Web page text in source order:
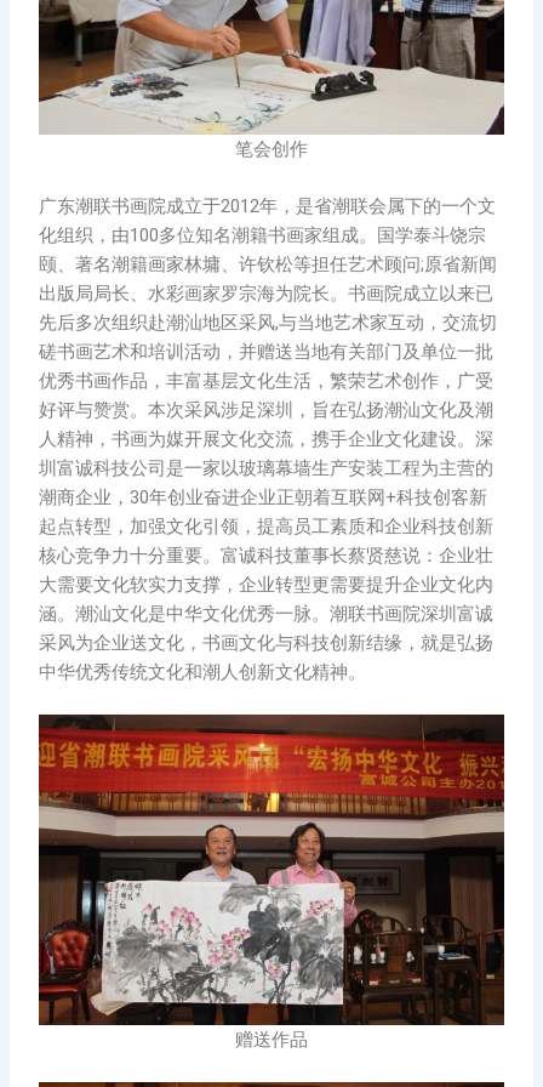
笔会创作
广东潮联书画院成立于2012年，是省潮联会属下的一个文
化组织，由100多位知名潮籍书画家组成。国学泰斗饶宗
颐、著名潮籍画家林墉、许钦松等担任艺术顾问;原省新闻
出版局局长、水彩画家罗宗海为院长。书画院成立以来已
先后多次组织赴潮汕地区采风,与当地艺术家互动，交流切
磋书画艺术和培训活动，并赠送当地有关部门及单位一批
优秀书画作品，丰富基层文化生活，繁荣艺术创作，广受
好评与赞赏。本次采风涉足深圳，旨在弘扬潮汕文化及潮
人精神，书画为媒开展文化交流，携手企业文化建设。深
圳富诚科技公司是一家以玻璃幕墙生产安装工程为主营的
潮商企业，30年创业奋进企业正朝着互联网+科技创客新
起点转型，加强文化引领，提高员工素质和企业科技创新
核心竞争力十分重要。富诚科技董事长蔡贤慈说：企业壮
大需要文化软实力支撑，企业转型更需要提升企业文化内
涵。潮汕文化是中华文化优秀一脉。潮联书画院深圳富诚
采风为企业送文化，书画文化与科技创新结缘，就是弘扬
中华优秀传统文化和潮人创新文化精神。
赠送作品